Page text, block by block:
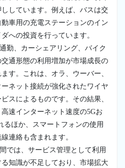
しています。例えば、バスは交
車用の充電ステーションのイン
への投資を行っています。
勤、カーシェアリング、バイク
通形態の利用増加が市場成長の
す。これは、オラ、ウーバー、
ネット接続が強化されたワイヤ
スによるものです。その結果、
速インターネット速度の5Gお
るほか、スマートフォンの使用
連絡も含まれます。
では、サービス管理として利用
知識が不足しており、市場拡大